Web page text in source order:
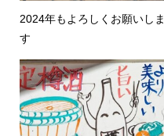
2024年もよろしくお願いしま
す